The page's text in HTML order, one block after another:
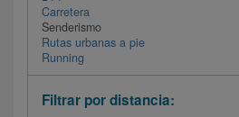
Carretera
Senderismo
Rutas urbanas a pie
Running
Filtrar por distancia: